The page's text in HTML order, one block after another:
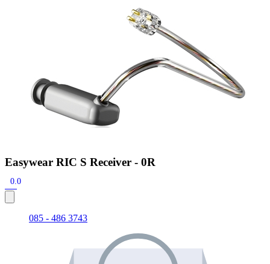
Signia Pure BCT IXSignia Silk IX
Audio Service R LI 7
Hoortoestelbatterijen
Widex filters
Domes
Onderhoudsartikelen
Signia Active Mini IX - Oplaadbaar
Easywear RIC S Receiver - 0R
0.0
085 - 486 3743